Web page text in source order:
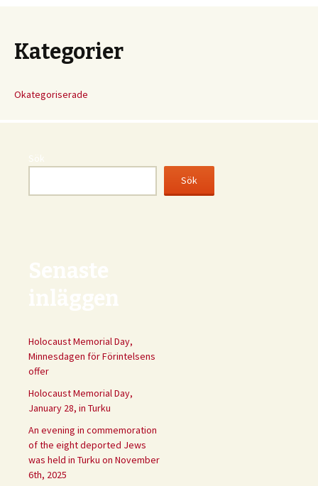
Kategorier
Okategoriserade
Sök
Sök
Senaste
inläggen
Holocaust Memorial Day,
Minnesdagen för Förintelsens
offer
Holocaust Memorial Day,
January 28, in Turku
An evening in commemoration
of the eight deported Jews
was held in Turku on November
6th, 2025